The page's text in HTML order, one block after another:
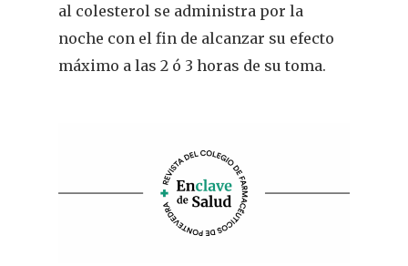
al colesterol se administra por la
noche con el fin de alcanzar su efecto
máximo a las 2 ó 3 horas de su toma.
Cuídate